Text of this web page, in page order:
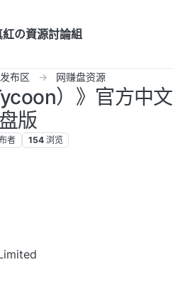
紅の資源討論組
布区 网赚盘资源
）》官方中文
版
者 154 浏览